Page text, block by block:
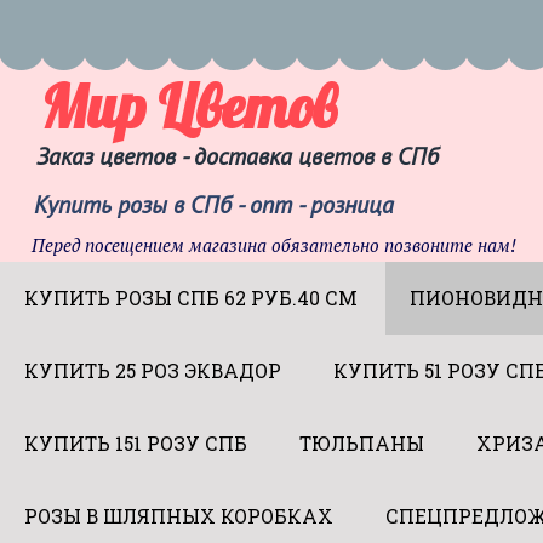
Мир Цветов
Заказ цветов - доставка цветов в СПб
Купить розы в СПб - опт - розница
Перед посещением магазина обязательно позвоните нам!
КУПИТЬ РОЗЫ СПБ 62 РУБ.40 СМ
КУПИТЬ 25 РОЗ ЭКВАДОР КУПИТЬ 51 РОЗУ
КУПИТЬ 151 РОЗУ СПБ ТЮЛЬПАНЫ
РОЗЫ В ШЛЯПНЫХ КОРОБКАХ